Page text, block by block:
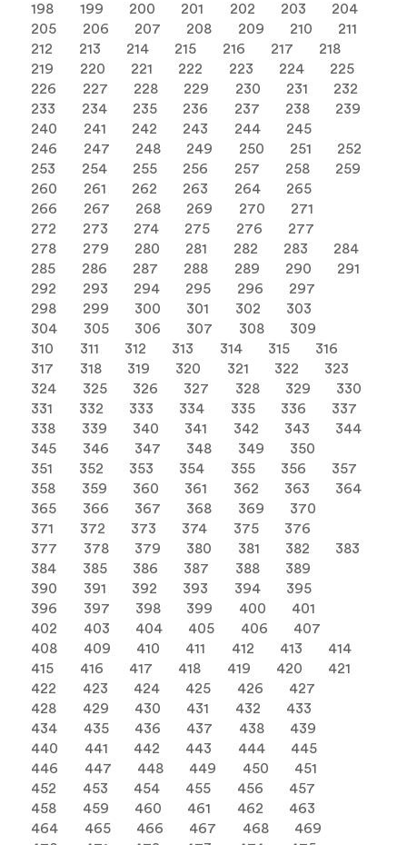
198
199 200 201 202 203
204
205
206 207 208 209 210
211
212
213 214 215 216 217
218
219
220 221 222 223 224
225
226
227 228 229 230 231
232
233
234 235 236 237 238
239
240
241 242 243 244
245
246
247 248 249 250 251
252
253
254 255 256 257 258
259
260
261 262 263 264
265
266
267 268 269 270
271
272
273 274 275 276
277
278
279 280 281 282 283
284
285
286 287 288 289 290
291
292
293 294 295 296
297
298
299 300 301 302
303
304
305 306 307 308
309
310
311 312 313 314 315
316
317
318 319 320 321 322
323
324
325 326 327 328 329
330
331
332 333 334 335 336
337
338
339 340 341 342 343
344
345
346 347 348 349
350
351
352 353 354 355 356
357
358
359 360 361 362 363
364
365
366 367 368 369
370
371
372 373 374 375
376
377
378 379 380 381 382
383
384
385 386 387 388
389
390
391 392 393 394
395
396
397 398 399 400
401
402
403 404 405 406
407
408
409 410 411 412 413
414
415
416 417 418 419 420
421
422
423 424 425 426
427
428
429 430 431 432
433
434
435 436 437 438
439
440
441 442 443 444
445
446
447 448 449 450
451
452
453 454 455 456
457
458
459 460 461 462
463
464
465 466 467 468
469